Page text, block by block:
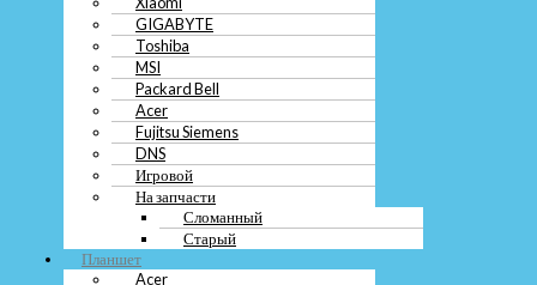
GIGABYTE
Toshiba
MSI
Packard Bell
Acer
Fujitsu Siemens
DNS
Игровой
На запчасти
Сломанный
Старый
Планшет
Acer
Fujitsu Siemens
DNS
Игровой
На запчасти
Сломанный
Старый
Планшет
HP